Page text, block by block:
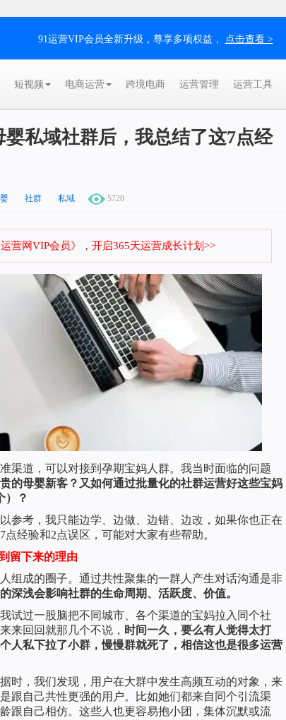
91运营VIP会员全新升级，尊享多项权益， 点击查看 >
短视频 电商运营 跨境电商 运营管理 运营工具
婴私域社群后，我总结了这7点经
社群 私域 5720
营网VIP会员》，开启365天运营成长计划>>
渠道，可以对接到孕期宝妈人群。我当时面临的问题
的母婴新客？又如何通过批量化的社群运营好这些宝妈
）？
参考，我只能边学、边做、边错、边改，如果你也正在
经验和2点误区，可能对大家有些帮助。
留下来的理由
组成的圈子。通过共性聚集的一群人产生对话沟通是非
深浅会影响社群的生命周期、活跃度、价值。
试过一股脑把不同城市、各个渠道的宝妈拉入同个社
来回回就那几个不说， 时间一久，要么有人觉得太打
人私下拉了小群，慢慢群就死了，相信这也是很多运营
时，我们发现，用户在大群中发生高频互动的对象，来
跟自己共性更强的用户。比如她们都来自同个引流渠
跟自己相仿。这些人也更容易抱小团，集体沉默或流